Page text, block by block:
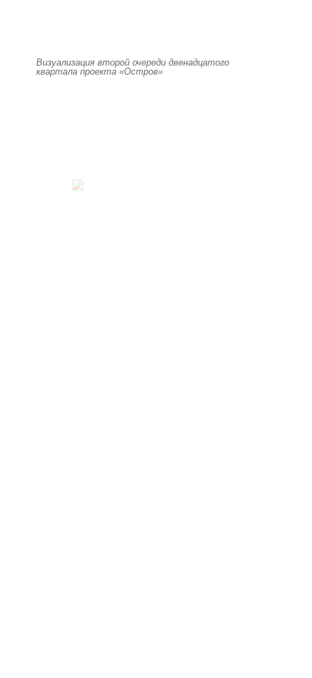
Визуализация второй очереди двенадцатого
квартала проекта «Остров»